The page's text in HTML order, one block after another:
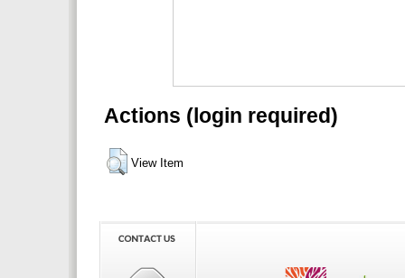
Actions (login required)
View Item